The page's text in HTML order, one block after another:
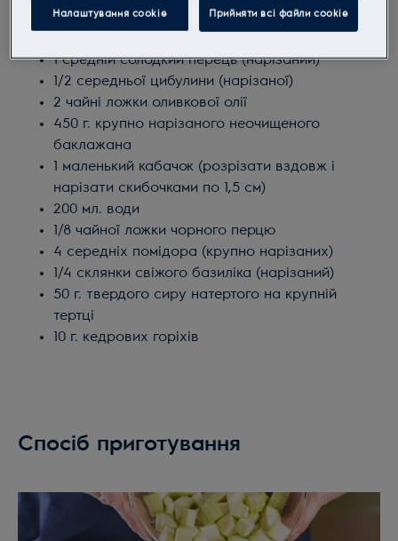
1 средній солодкий перець (нарізаний)
1/2 середньої цибулини (нарізаної)
2 чайні ложки оливкової олії
450 г. крупно нарізаного неочищеного
баклажана
1 маленький кабачок (розрізати вздовж і
нарізати скибочками по 1,5 см)
200 мл. води
1/8 чайної ложки чорного перцю
4 середніх помідора (крупно нарізаних)
1/4 склянки свіжого базиліка (нарізаний)
50 г. твердого сиру натертого на крупній
тертці
10 г. кедрових горіхів
Спосіб приготування
Налаштування cookie Прийняти всі файли сookie